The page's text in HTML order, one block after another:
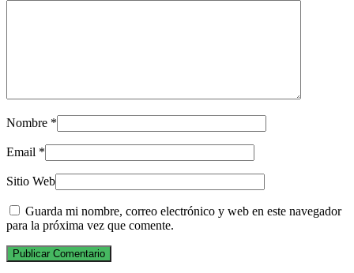
Nombre *
Email *
Sitio Web
Guarda mi nombre, correo electrónico y web en este navegador
para la próxima vez que comente.